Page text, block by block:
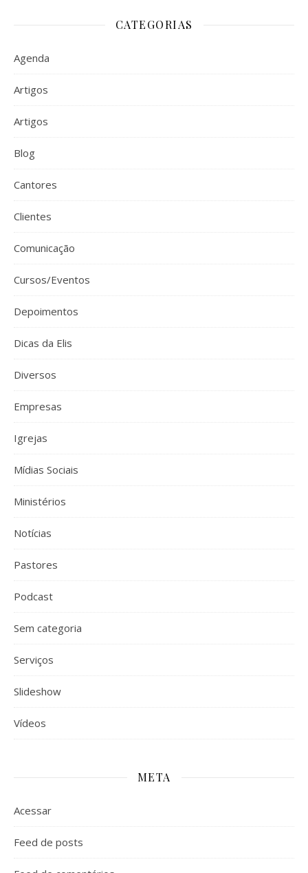
CATEGORIAS
Agenda
Artigos
Artigos
Blog
Cantores
Clientes
Comunicação
Cursos/Eventos
Depoimentos
Dicas da Elis
Diversos
Empresas
Igrejas
Mídias Sociais
Ministérios
Notícias
Pastores
Podcast
Sem categoria
Serviços
Slideshow
Vídeos
META
Acessar
Feed de posts